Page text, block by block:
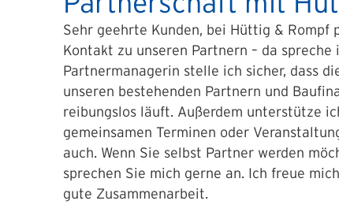
Sehr geehrte Kunden, bei Hüttig & Rompf
Kontakt zu unseren Partnern – da spreche
Partnermanagerin stelle ich sicher, dass
unseren bestehenden Partnern und
reibungslos läuft. Außerdem unterstütze
gemeinsamen Terminen oder
auch. Wenn Sie selbst Partner werden
sprechen Sie mich gerne an. Ich freue
gute Zusammenarbeit.